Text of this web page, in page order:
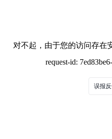
对不起，由于您的访问存在
request-id:
误报